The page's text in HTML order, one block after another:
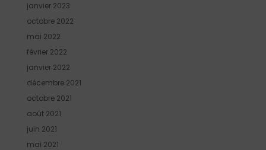
janvier 2023
octobre 2022
mai 2022
février 2022
janvier 2022
décembre 2021
octobre 2021
août 2021
juin 2021
mai 2021